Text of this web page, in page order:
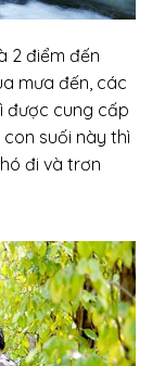
2 điểm đến
mưa đến, các
được cung cấp
con suối này thì
đi và trơn